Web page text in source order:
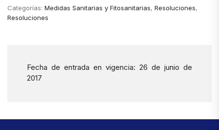
Categorías: Medidas Sanitarias y Fitosanitarias, Resoluciones,
Resoluciones
Fecha de entrada en vigencia: 26 de junio de
2017